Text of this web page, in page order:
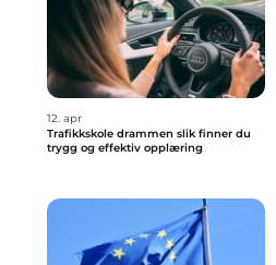
12. apr
Trafikkskole drammen slik finner du
trygg og effektiv opplæring